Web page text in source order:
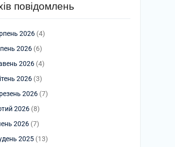
повідомлень
2026 (4)
2026 (6)
2026 (4)
2026 (3)
2026 (7)
2026 (8)
2026 (7)
2025 (13)